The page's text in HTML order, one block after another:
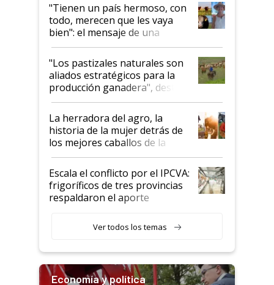
"Tienen un país hermoso, con
todo, merecen que les vaya
bien": el mensaje de una
ganadera uruguaya sobre las
oportunidades que se abren
para el agro en Argentina, con
foco en la carne
"Los pastizales naturales son
aliados estratégicos para la
producción ganadera", destaca
la iniciativa que ya reúne a 46
establecimientos en Argentina
La herradora del agro, la
historia de la mujer detrás de
los mejores caballos de la
Argentina y los mitos que
todavía hacen sufrir a estos
animales: "Mientras me
descalificaban, yo seguí
haciendo currículum"
Escala el conflicto por el IPCVA:
frigoríficos de tres provincias
respaldaron el aporte
Ver todos los temas
Economía y política